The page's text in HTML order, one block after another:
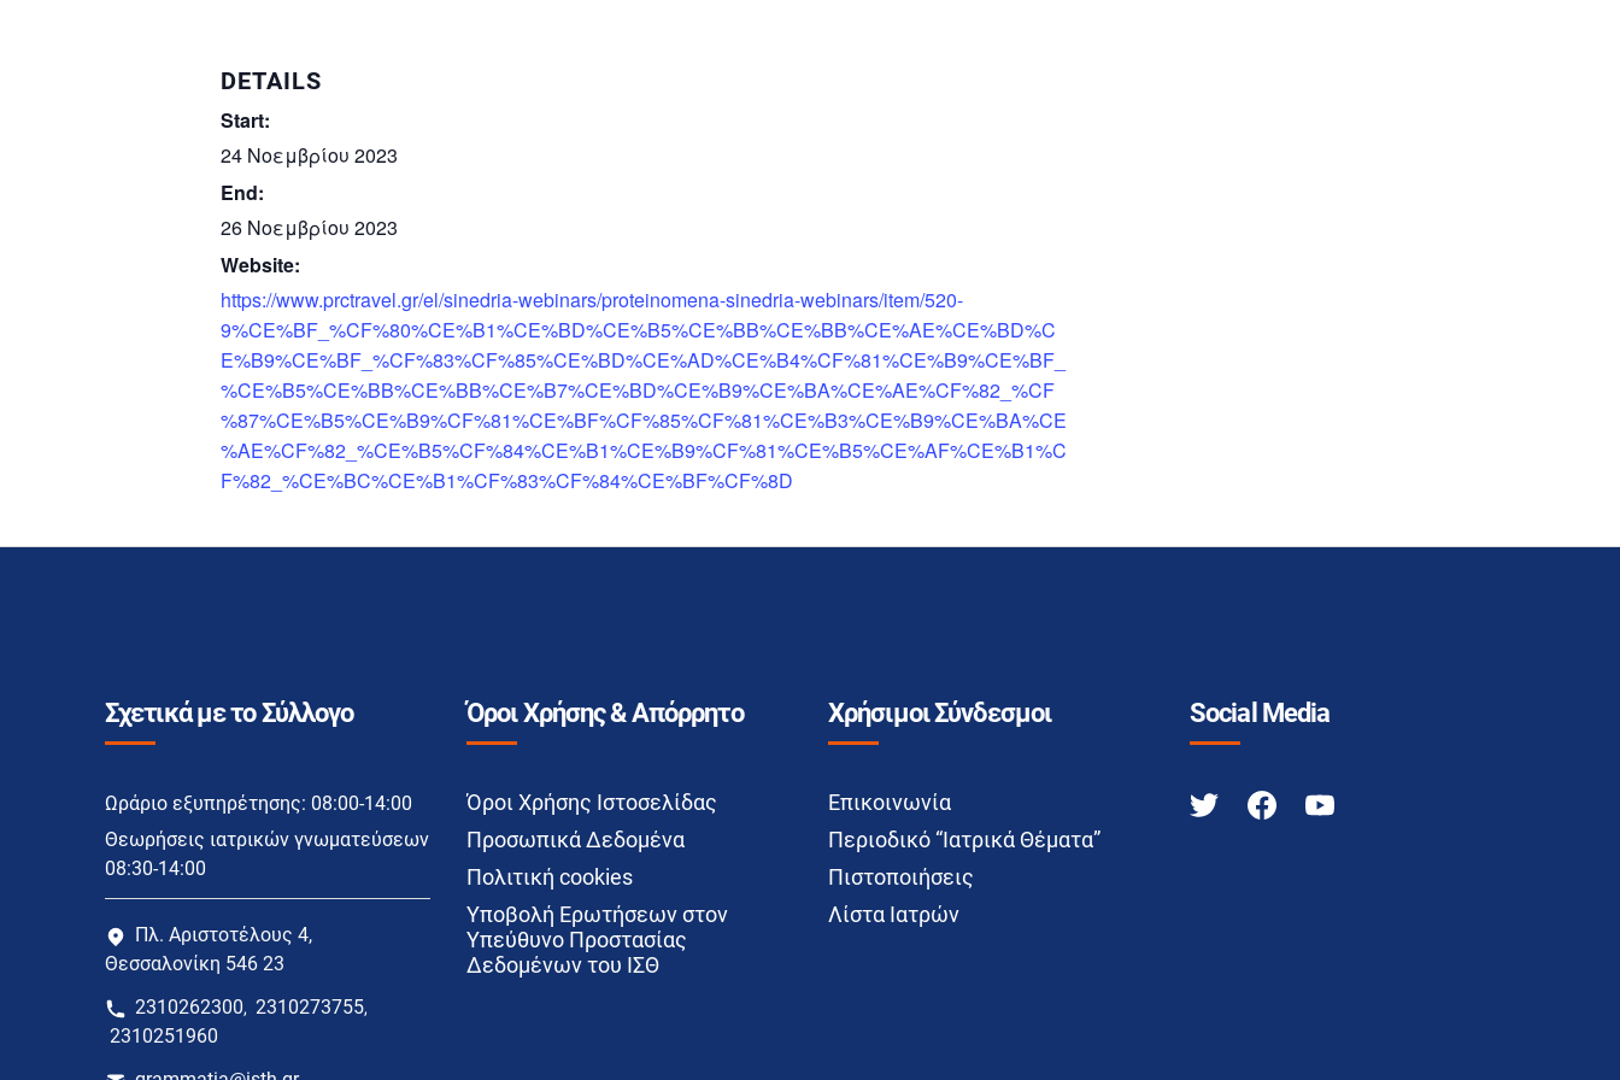
DETAILS
Start:
24 Νοεμβρίου 2023
End:
26 Νοεμβρίου 2023
Website:
https://www.prctravel.gr/el/sinedria-webinars/proteinomena-sinedria-webinars/item/520-
9%CE%BF_%CF%80%CE%B1%CE%BD%CE%B5%CE%BB%CE%BB%CE%AE%CE%BD%C
E%B9%CE%BF_%CF%83%CF%85%CE%BD%CE%AD%CE%B4%CF%81%CE%B9%CE%BF_
%CE%B5%CE%BB%CE%BB%CE%B7%CE%BD%CE%B9%CE%BA%CE%AE%CF%82_%CF
%87%CE%B5%CE%B9%CF%81%CE%BF%CF%85%CF%81%CE%B3%CE%B9%CE%BA%CE
%AE%CF%82_%CE%B5%CF%84%CE%B1%CE%B9%CF%81%CE%B5%CE%AF%CE%B1%C
F%82_%CE%BC%CE%B1%CF%83%CF%84%CE%BF%CF%8D
Σχετικά με το Σύλλογο
Ωράριο εξυπηρέτησης: 08:00-14:00
Θεωρήσεις ιατρικών γνωματεύσεων
08:30-14:00
Πλ. Αριστοτέλους 4,
Θεσσαλονίκη 546 23
2310262300, 2310273755,
2310251960
Όροι Χρήσης & Απόρρητο
Όροι Χρήσης Ιστοσελίδας
Προσωπικά Δεδομένα
Πολιτική cookies
Υποβολή Ερωτήσεων στον
Υπεύθυνο Προστασίας
Δεδομένων του ΙΣΘ
Χρήσιμοι Σύνδεσμοι
Επικοινωνία
Περιοδικό “Ιατρικά Θέματα”
Πιστοποιήσεις
Λίστα Ιατρών
Social Media